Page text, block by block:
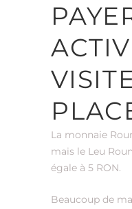
La monnaie
mais le Leu
égale à 5 RON.
Beaucoup de